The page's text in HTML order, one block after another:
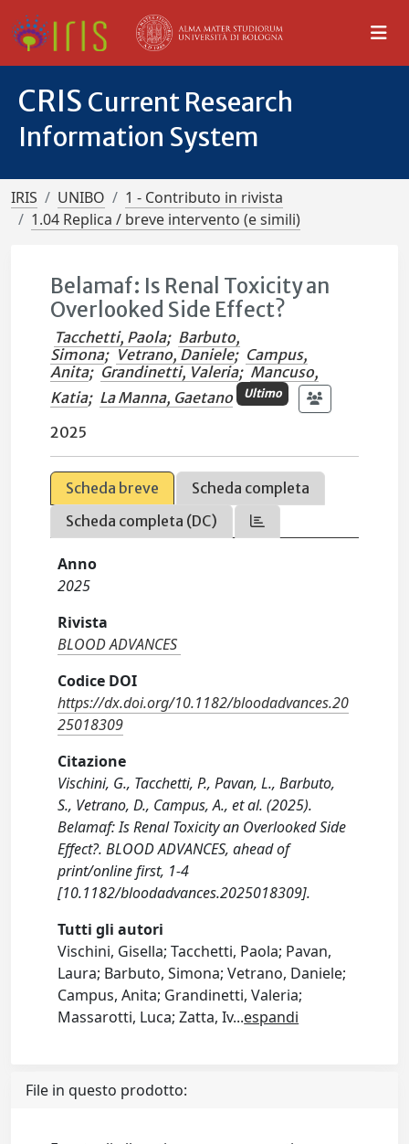
CRIS Current Research
Information System
IRIS UNIBO
1 - Contributo in rivista
1.04 Replica / breve intervento (e simili)
Belamaf: Is Renal Toxicity an
Overlooked Side Effect?
Tacchetti, Paola; Barbuto,
Simona; Vetrano, Daniele; Campus,
Anita; Grandinetti, Valeria; Mancuso,
Katia; La Manna, Gaetano Ultimo
2025
Scheda breve
Scheda completa
Scheda completa (DC)
Anno
2025
Rivista
BLOOD ADVANCES
Codice DOI
https://dx.doi.org/10.1182/bloodadvances.20
25018309
Citazione
Vischini, G., Tacchetti, P., Pavan, L., Barbuto,
S., Vetrano, D., Campus, A., et al. (2025).
Belamaf: Is Renal Toxicity an Overlooked Side
Effect?. BLOOD ADVANCES, ahead of
print/online first, 1-4
[10.1182/bloodadvances.2025018309].
Tutti gli autori
Vischini, Gisella; Tacchetti, Paola; Pavan,
Laura; Barbuto, Simona; Vetrano, Daniele;
Campus, Anita; Grandinetti, Valeria;
Massarotti, Luca; Zatta, Iv...espandi
File in questo prodotto: